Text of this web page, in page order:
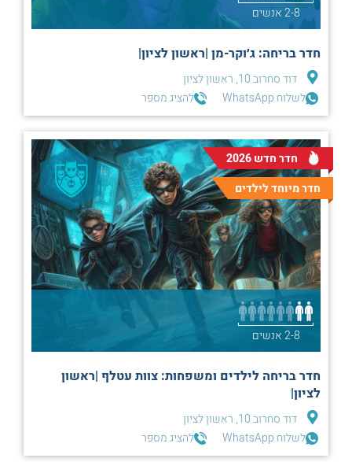
2-8 אנשים
חדר בריחה: ג׳וקר-מן |ראשון לציון|
דוד סחרוב 10, ראשון לציון
לשלוח WhatsApp
להציג מספר
חדר חדש 2026
חדר מיוחד לילדים
2-8 אנשים
חדר בריחה לילדים ומשפחות: צוות עטלף |ראשון
לציון|
דוד סחרוב 10, ראשון לציון
לשלוח WhatsApp
להציג מספר